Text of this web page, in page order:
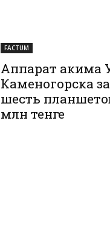
FACTUM
Аппарат акима
Каменогорска
шесть
млн тенге